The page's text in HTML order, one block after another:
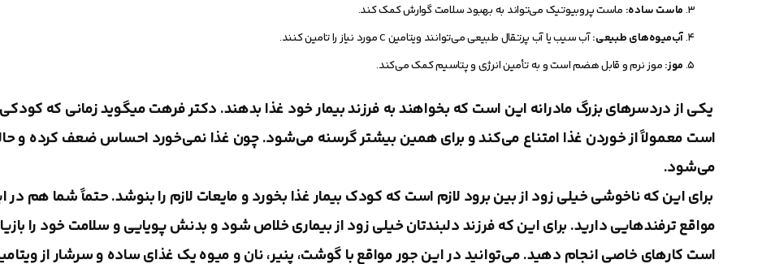
ماست ساده: ماست پروبیوتیک می‌تواند به بهبود سلامت گوارش کمک کند.
آب‌میوه‌های طبیعی:آب سیب یا آب پرتقال طبیعی می‌توانند ویتامین C مورد نیاز را تامین کنند.
موز: موز نرم و قابل هضم است و به تأمین انرژی و پتاسیم کمک می‌کند.
یکی از دردسرهای بزرگ مادرانه این است که بخواهند به فرزند‌ بیمار خود غذا بدهند. دکتر فرهت میگوید زمانی که کودکی
است معمولاً از خوردن غذا امتناع می‌کند و برای همین بیشتر گرسنه‌ می‌شود. چون غذا نمی‌خورد احساس ضعف کرده و
می‌شود.
برای این که ناخوشی خیلی زود از بین برود لازم است که کودک بیمار غذا بخورد و مایعات لازم را بنوشد. حتماً شما هم در
مواقع ترفندهایی دارید. برای این که فرزند دلبندتان خیلی زود از بیماری خلاص شود و بدنش پویایی و سلامت خود را
است کارهای خاصی انجام دهید. می‌توانید در این جور مواقع با گوشت، پنیر، نان و میوه یک غذای ساده و سرشار از